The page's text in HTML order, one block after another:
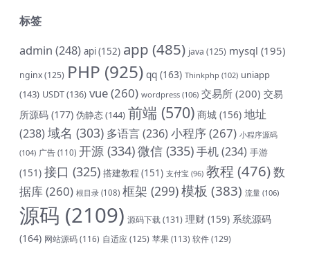
标签
admin (248) api(152) app (485) java (125) mysql (195)
nginx(125) PHP (925) qq (163) Thinkphp (102) uniapp
(143) USDT(136) vue(260) wordpress (106) 交易所 (200) 交易
所源码 (177) 伪静态(144) 前端 (570) 商城 (156) 地址
(238)域名 (303) 多语言(236) 小程序(267) 小程序源码
(104) 广告 (110) 开源 (334)微信 (335)手机(234) 手游
(151) 接口 (325) 搭建教程 (151) 支付宝 (96) 教程 (476)数
据库(260) 根目录 (108) 框架 (299)模板 (383) 流量 (106)
源码 (2109) 源码下载(131) 理财 (159) 系统源码
(164) 网站源码(116) 自适应(125) 苹果 (113) 软件(129)